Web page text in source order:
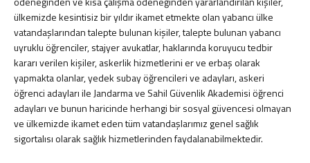
İşe Başlama-Bırakma
Oranlar
Hadler ve Tutarlar
İş ve Sosyal Güvenlik
Menkul Kıymet Kazançlarının Vergilendirilmesi
Beyanname Verme ve Ödeme Süreleri
Ba, Bs Formları
Pratik Tablolar
ülkemizde kesintisiz bir yıldır ikamet etmekte olan yabancı ülke
vatandaşlarından talepte bulunan kişiler, talepte bulunan yabancı
uyruklu öğrenciler, stajyer avukatlar, haklarında koruyucu tedbir
kararı verilen kişiler, askerlik hizmetlerini er ve erbaş olarak
yapmakta olanlar, yedek subay öğrencileri ve adayları, askeri
öğrenci adayları ile Jandarma ve Sahil Güvenlik Akademisi öğrenci
adayları ve bunun haricinde herhangi bir sosyal güvencesi olmayan
ve ülkemizde ikamet eden tüm vatandaşlarımız genel sağlık
sigortalısı olarak sağlık hizmetlerinden faydalanabilmektedir.